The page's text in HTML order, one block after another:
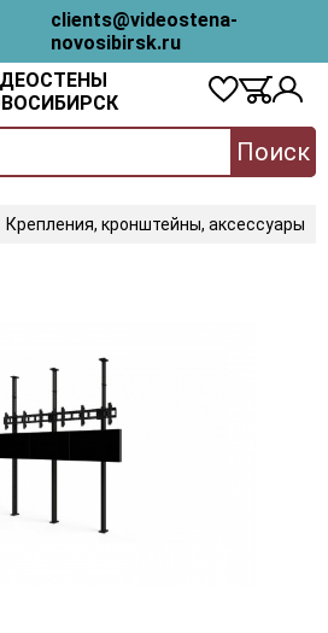
clients@videostena-
novosibirsk.ru
Поиск
Крепления, кронштейны, аксессуары